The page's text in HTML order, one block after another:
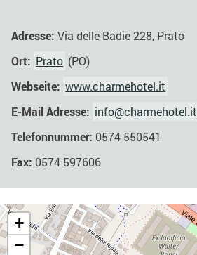
Adresse: Via delle Badie 228, Prato
Ort: Prato (PO)
Webseite: www.charmehotel.it
E-Mail Adresse: info@charmehotel.it
Telefonnummer: 0574 550541
Fax: 0574 597606
+
−